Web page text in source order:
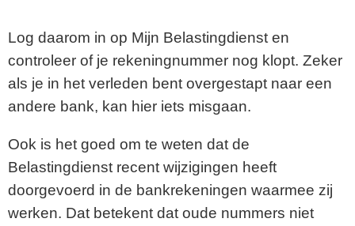
Log daarom in op Mijn Belastingdienst en
controleer of je rekeningnummer nog klopt. Zeker
als je in het verleden bent overgestapt naar een
andere bank, kan hier iets misgaan.
Ook is het goed om te weten dat de
Belastingdienst recent wijzigingen heeft
doorgevoerd in de bankrekeningen waarmee zij
werken. Dat betekent dat oude nummers niet